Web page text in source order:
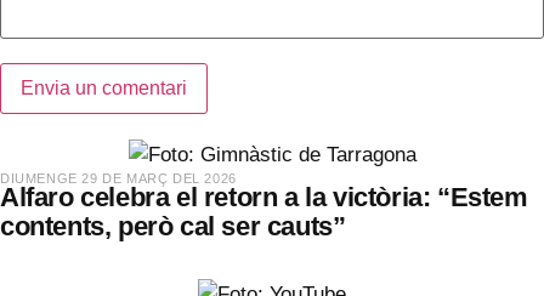
​DIUMENGE 29 DE MARÇ DEL 2026
Alfaro celebra el retorn a la victòria: “Estem
contents, però cal ser cauts”